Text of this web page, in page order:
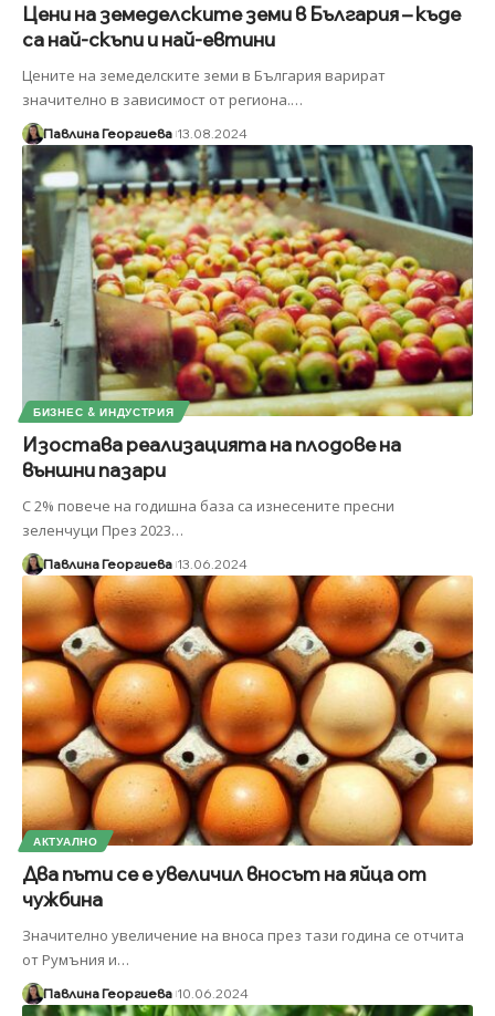
Цени на земеделските земи в България – къде
са най-скъпи и най-евтини
Цените на земеделските земи в България варират
значително в зависимост от региона.…
Павлина Георгиева 13.08.2024
БИЗНЕС & ИНДУСТРИЯ
Изостава реализацията на плодове на
външни пазари
С 2% повече на годишна база са изнесените пресни
зеленчуци През 2023…
Павлина Георгиева 13.06.2024
АКТУАЛНО
Два пъти се е увеличил вносът на яйца от
чужбина
Значително увеличение на вноса през тази година се отчита
от Румъния и…
Павлина Георгиева 10.06.2024